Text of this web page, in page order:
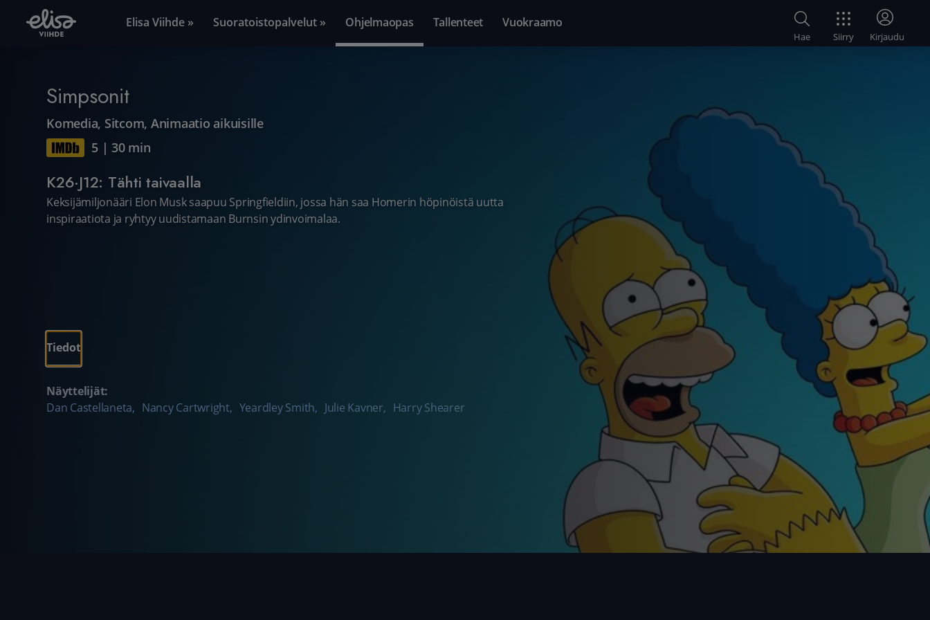
Elisa Viihde » Suoratoistopalvelut » Ohjelmaopas Tallenteet Vuokraamo
Hae Siirry Kirjaudu
Simpsonit
Komedia, Sitcom, Animaatio aikuisille
5|30 min
K26·J12: Tähti taivaalla
Keksijämiljonääri Elon Musk saapuu Springfieldiin, jossa hän saa Homerin höpinöistä uutta
inspiraatiota ja ryhtyy uudistamaan Burnsin ydinvoimalaa.
Tiedot
Näyttelijät:
Dan Castellaneta, Nancy Cartwright, Yeardley Smith, Julie Kavner, Harry Shearer